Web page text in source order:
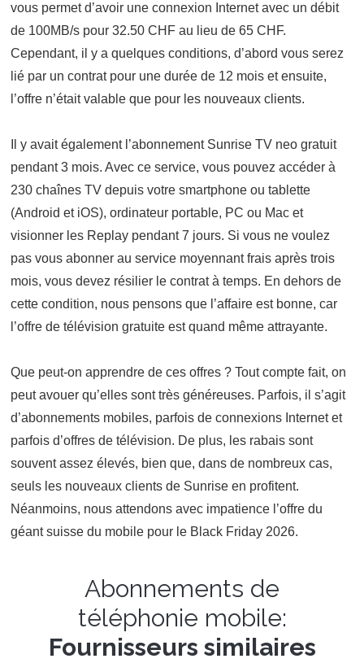
vous permet d’avoir une connexion Internet avec un débit
de 100MB/s pour 32.50 CHF au lieu de 65 CHF.
Cependant, il y a quelques conditions, d’abord vous serez
lié par un contrat pour une durée de 12 mois et ensuite,
l’offre n’était valable que pour les nouveaux clients.
Il y avait également l’abonnement Sunrise TV neo gratuit
pendant 3 mois. Avec ce service, vous pouvez accéder à
230 chaînes TV depuis votre smartphone ou tablette
(Android et iOS), ordinateur portable, PC ou Mac et
visionner les Replay pendant 7 jours. Si vous ne voulez
pas vous abonner au service moyennant frais après trois
mois, vous devez résilier le contrat à temps. En dehors de
cette condition, nous pensons que l’affaire est bonne, car
l’offre de télévision gratuite est quand même attrayante.
Que peut-on apprendre de ces offres ? Tout compte fait, on
peut avouer qu’elles sont très généreuses. Parfois, il s’agit
d’abonnements mobiles, parfois de connexions Internet et
parfois d’offres de télévision. De plus, les rabais sont
souvent assez élevés, bien que, dans de nombreux cas,
seuls les nouveaux clients de Sunrise en profitent.
Néanmoins, nous attendons avec impatience l’offre du
géant suisse du mobile pour le Black Friday 2026.
Abonnements de
téléphonie mobile:
Fournisseurs similaires